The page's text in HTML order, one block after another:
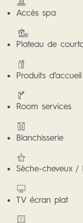
Accès spa
Plateau de
Produits d’accueil
Room services
Blanchisserie
Sèche-cheveux /
TV écran plat